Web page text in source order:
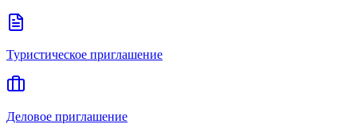
Туристическое приглашение
Деловое приглашение